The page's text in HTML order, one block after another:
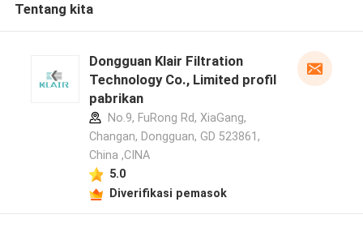
Tentang kita
Dongguan Klair Filtration
Technology Co., Limited profil
pabrikan
No.9, FuRong Rd, XiaGang,
Changan, Dongguan, GD 523861,
China ,CINA
5.0
Diverifikasi pemasok